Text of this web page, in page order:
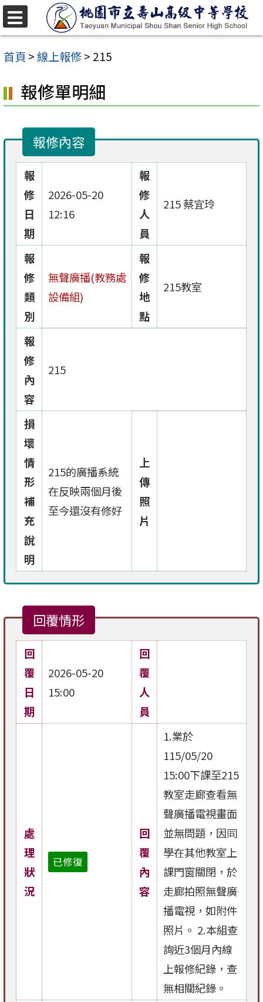
跳
至
主
內
容
首頁 >線上報修> 215
報修單明細
報修內容
報
修
日
期
2026-05-20
12:16
報
修
人
員
215 蔡宜玲
報
修
類
別
無聲廣播(教務處
設備組)
報
修
地
點
215教室
報
修
內
容
215
損
壞
情
形
補
充
說
明
215的廣播系統
在反映兩個月後
至今還沒有修好
上
傳
照
片
回覆情形
回
覆
日
期
2026-05-20
15:00
回
覆
人
員
處
理
狀
況
已修復
回
覆
內
容
1.業於
115/05/20
15:00下課至215
教室走廊查看無
聲廣播電視畫面
並無問題，因同
學在其他教室上
課門窗關閉，於
走廊拍照無聲廣
播電視，如附件
照片。 2.本組查
詢近3個月內線
上報修紀錄，查
無相關紀錄。
選
單